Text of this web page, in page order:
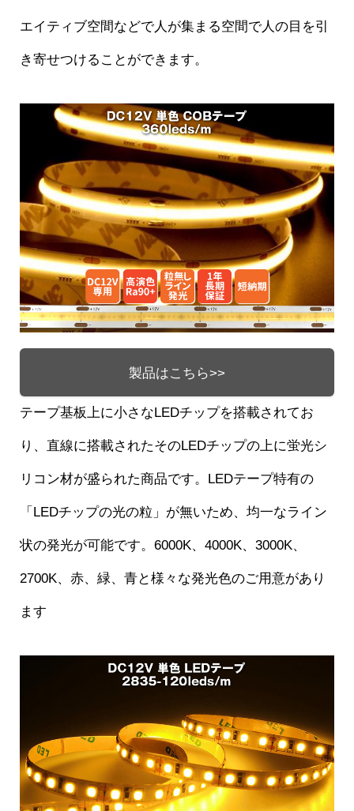
エイティブ空間などで人が集まる空間で人の目を引
き寄せつけることができます。
製品はこちら>>
テープ基板上に小さなLEDチップを搭載されてお
り、直線に搭載されたそのLEDチップの上に蛍光シ
リコン材が盛られた商品です。LEDテープ特有の
「LEDチップの光の粒」が無いため、均一なライン
状の発光が可能です。6000K、4000K、3000K、
2700K、赤、緑、青と様々な発光色のご用意があり
ます